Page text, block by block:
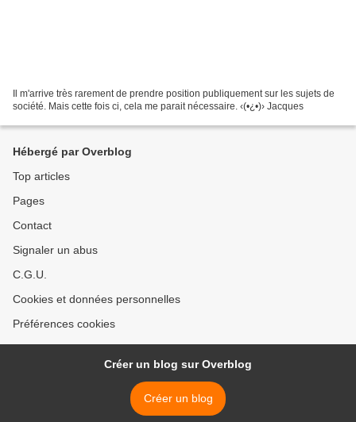
Il m'arrive très rarement de prendre position publiquement sur les sujets de
société. Mais cette fois ci, cela me parait nécessaire. ‹(•¿•)› Jacques
Hébergé par Overblog
Top articles
Pages
Contact
Signaler un abus
C.G.U.
Cookies et données personnelles
Préférences cookies
Créer un blog sur Overblog
Créer un blog